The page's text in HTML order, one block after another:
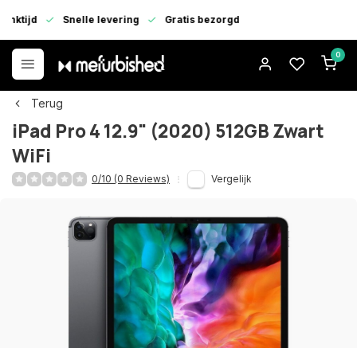
Snelle levering Gratis bezorgd
0
Terug
iPad Pro 4 12.9" (2020) 512GB Zwart
WiFi
0/10 (0 Reviews) Vergelijk